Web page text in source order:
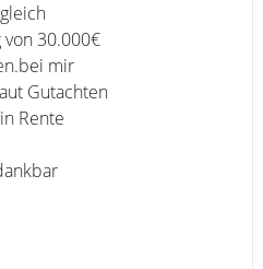
30.000€
mir
Gutachten
Rente